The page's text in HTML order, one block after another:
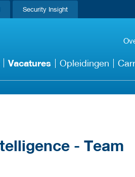
Security Insight
Vacatures Opleidingen
- Team